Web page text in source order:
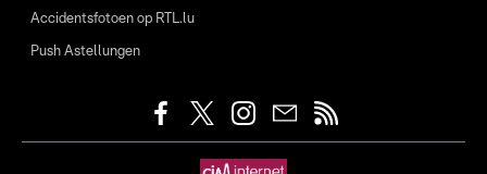
Accidentsfotoen op RTL.lu
Push Astellungen